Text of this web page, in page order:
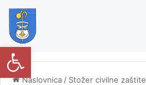
Naslovnica / Stožer civilne zaštite
Open toolbar